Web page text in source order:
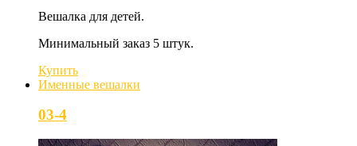
Вешалка для детей.
Минимальный заказ 5 штук.
Купить
Именные вешалки
03-4